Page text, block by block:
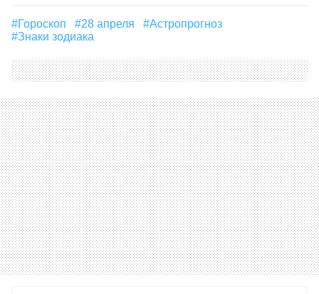
#гороскоп #28 апреля
#астропрогноз
#знаки зодиака